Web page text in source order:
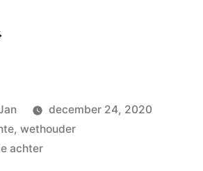
december 24, 2020
, wethouder
achterop